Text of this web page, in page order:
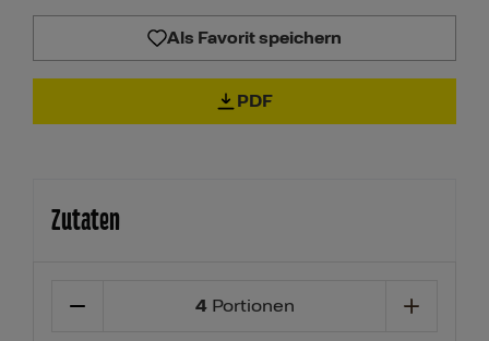
Als Favorit speichern
PDF
Zutaten
4Portionen